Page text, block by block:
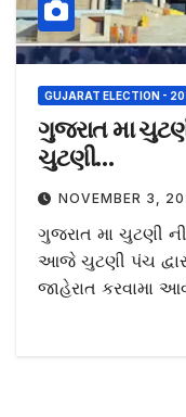
GUJARAT ELECTION -
ગુજરાત મા
ચુટણી…
NOVEMBER 3,
ગુજરાત મા ચુટણી
આજે ચુટણી પંચ
જાહેરાત કરવામા